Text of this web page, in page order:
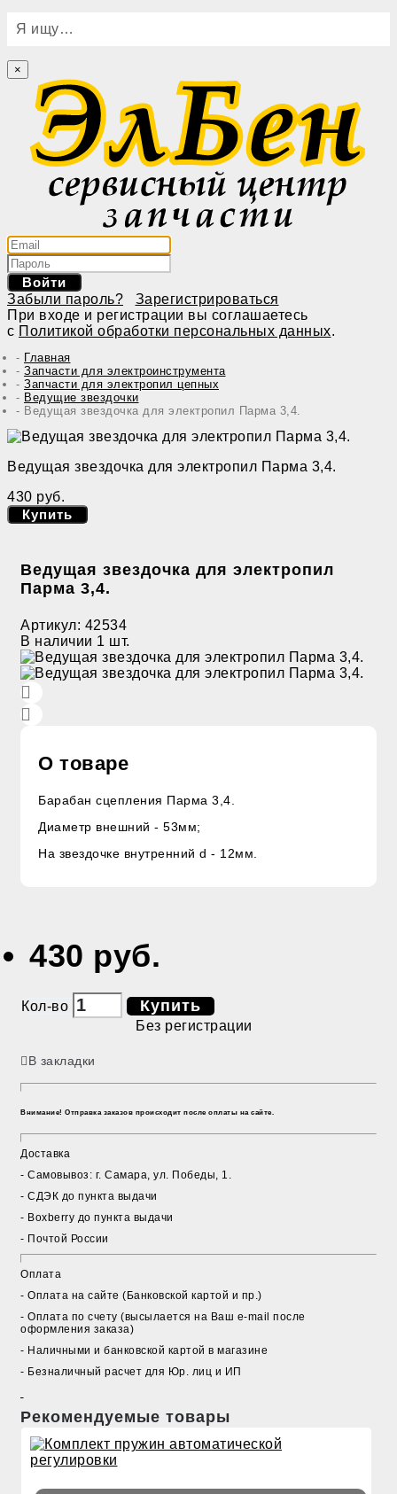
Я ищу…
×
Войти
Забыли пароль?
Зарегистрироваться
При входе и регистрации вы соглашаетесь
с Политикой обработки персональных данных.
Главная
Запчасти для электроинструмента
Запчасти для электропил цепных
Ведущие звездочки
Ведущая звездочка для электропил Парма 3,4.
Ведущая звездочка для электропил Парма 3,4.
430 руб.
Купить
Ведущая звездочка для электропил
Парма 3,4.
Артикул: 42534
В наличии 1 шт.
О товаре
Барабан сцепления Парма 3,4.
Диаметр внешний - 53мм;
На звездочке внутренний d - 12мм.
430 руб.
Кол-во Купить
Без регистрации
В закладки
Внимание! Отправка заказов происходит после оплаты на сайте.
Доставка
- Cамовывоз: г. Самара, ул. Победы, 1.
- СДЭК до пункта выдачи
- Boxberry до пункта выдачи
- Почтой России
Оплата
- Оплата на сайте (Банковской картой и пр.)
- Оплата по счету (высылается на Ваш e-mail после
оформления заказа)
- Наличными и банковской картой в магазине
- Безналичный расчет для Юр. лиц и ИП
Рекомендуемые товары